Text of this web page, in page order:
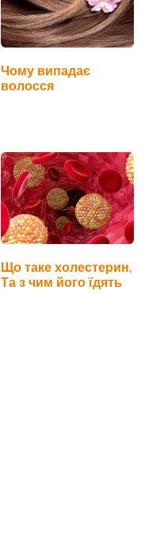
Чому випадає
волосся
Що таке холестерин,
Та з чим його їдять